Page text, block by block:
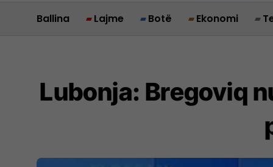
Ballina Lajme Botë Ekonomi
Lubonja: Bregoviq